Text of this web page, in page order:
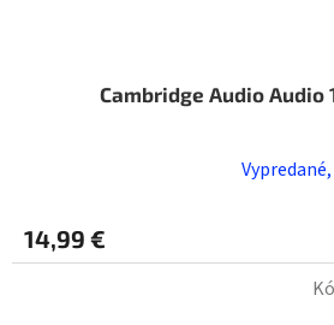
Cambridge Audio Audio
14,99 €